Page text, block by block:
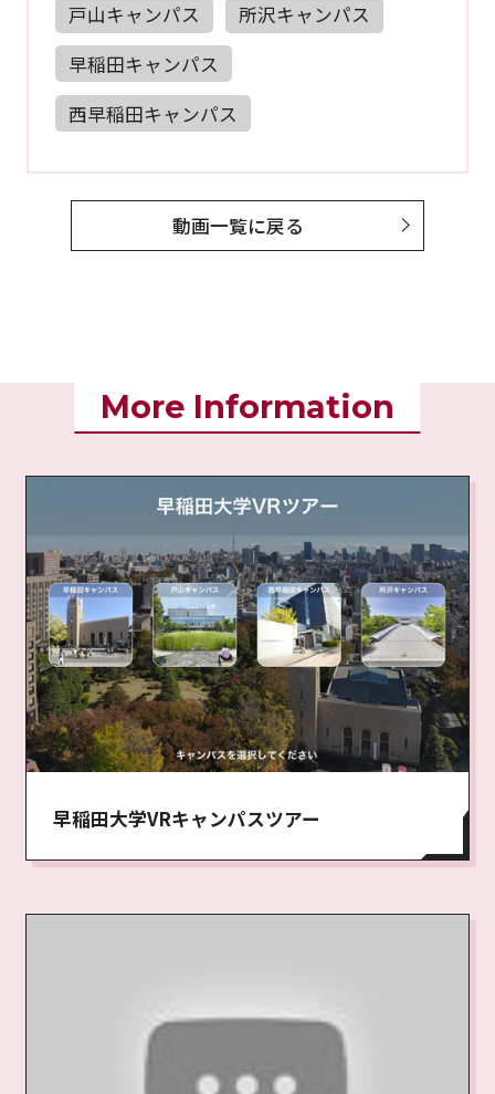
戸山キャンパス
所沢キャンパス
早稲田キャンパス
西早稲田キャンパス
動画一覧に戻る
More Information
早稲田大学VRキャンパスツアー